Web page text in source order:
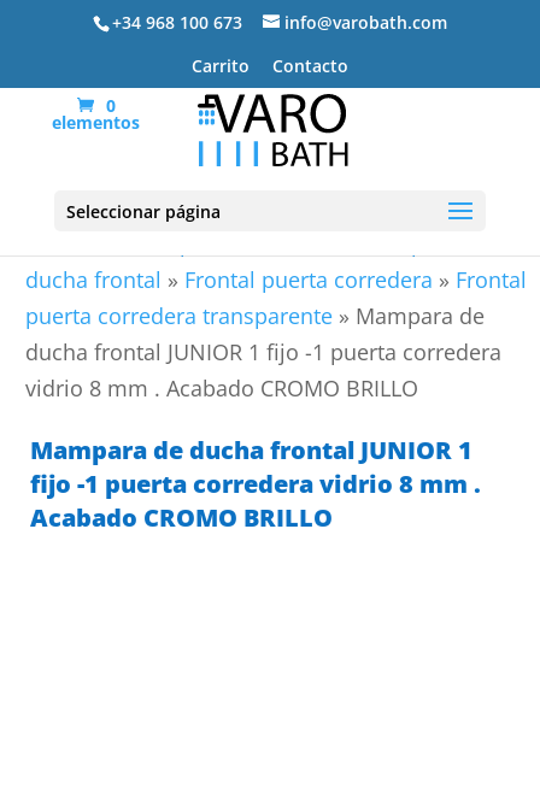
+34 968 100 673
info@varobath.com
Carrito
Contacto
0
elementos
Seleccionar página
ducha frontal » Frontal puerta corredera » Frontal
puerta corredera transparente » Mampara de
ducha frontal JUNIOR 1 fijo -1 puerta corredera
vidrio 8 mm . Acabado CROMO BRILLO
Mampara de ducha frontal JUNIOR 1
fijo -1 puerta corredera vidrio 8 mm .
Acabado CROMO BRILLO